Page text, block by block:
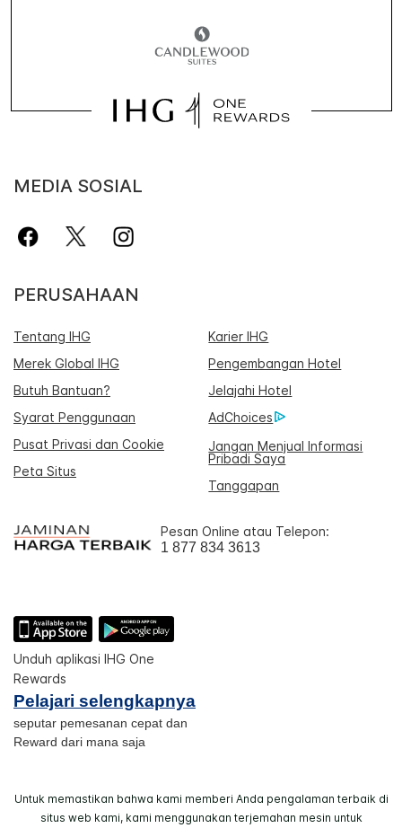
MEDIA SOSIAL
PERUSAHAAN
Tentang IHG
Karier IHG
Merek Global IHG
Pengembangan Hotel
Butuh Bantuan?
Jelajahi Hotel
Syarat Penggunaan
AdChoices
Pusat Privasi dan Cookie
Jangan Menjual Informasi
Pribadi Saya
Peta Situs
Tanggapan
Pesan Online atau Telepon:
1 877 834 3613
Unduh aplikasi IHG One
Rewards
Pelajari selengkapnya
seputar pemesanan cepat dan
Reward dari mana saja
Untuk memastikan bahwa kami memberi Anda pengalaman terbaik di
situs web kami, kami menggunakan terjemahan mesin untuk